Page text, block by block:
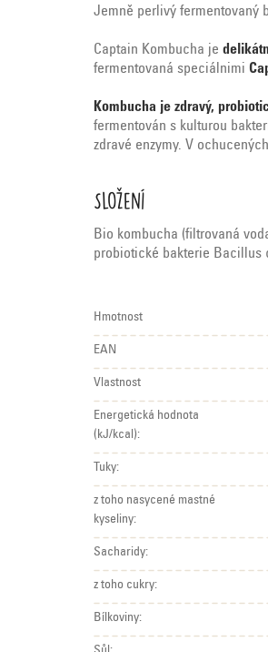
Jemně perlivý fermentovaný
Captain Kombucha je
fermentovaná speciálnimi
Kombucha je zdravý,
fermentován s kulturou
zdravé enzymy. V
Složení
Bio kombucha (filtrovaná
probiotické bakterie Bacillus
Hmotnost
EAN
Vlastnost
Energetická hodnota
(kJ/kcal):
Tuky:
z toho nasycené mastné
kyseliny:
Sacharidy:
z toho cukry:
Bílkoviny: